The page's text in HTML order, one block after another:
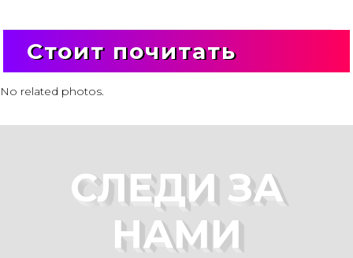
Стоит почитать
No related photos.
СЛЕДИ ЗА
НАМИ